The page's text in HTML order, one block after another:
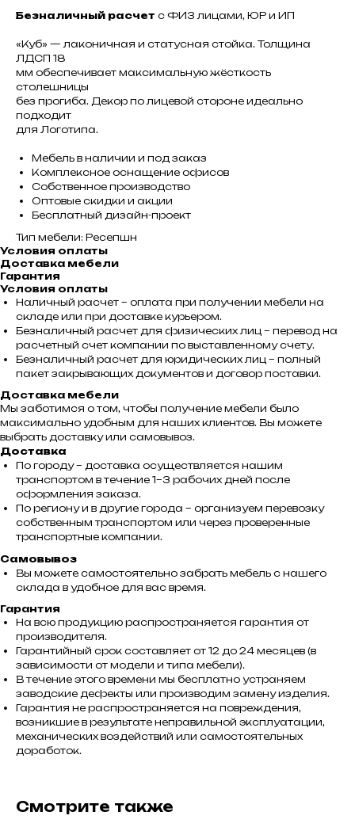
Безналичный расчет с ФИЗ лицами, ЮР и ИП
«Куб» — лаконичная и статусная стойка. Толщина
ЛДСП 18
мм обеспечивает максимальную жёсткость
столешницы
без прогиба. Декор по лицевой стороне идеально
подходит
для Логотипа.
Мебель в наличии и под заказ
Комплексное оснащение офисов
Собственное производство
Оптовые скидки и акции
Бесплатный дизайн-проект
Тип мебели: Ресепшн
Условия оплаты
Доставка мебели
Гарантия
Условия оплаты
Наличный расчет – оплата при получении мебели на
складе или при доставке курьером.
Безналичный расчет для физических лиц – перевод на
расчетный счет компании по выставленному счету.
Безналичный расчет для юридических лиц – полный
пакет закрывающих документов и договор поставки.
Доставка мебели
Мы заботимся о том, чтобы получение мебели было
максимально удобным для наших клиентов. Вы можете
выбрать доставку или самовывоз.
Доставка
По городу – доставка осуществляется нашим
транспортом в течение 1–3 рабочих дней после
оформления заказа.
По региону и в другие города – организуем перевозку
собственным транспортом или через проверенные
транспортные компании.
Самовывоз
Вы можете самостоятельно забрать мебель с нашего
склада в удобное для вас время.
Гарантия
На всю продукцию распространяется гарантия от
производителя.
Гарантийный срок составляет от 12 до 24 месяцев (в
зависимости от модели и типа мебели).
В течение этого времени мы бесплатно устраняем
заводские дефекты или производим замену изделия.
Гарантия не распространяется на повреждения,
возникшие в результате неправильной эксплуатации,
механических воздействий или самостоятельных
доработок.
Смотрите также